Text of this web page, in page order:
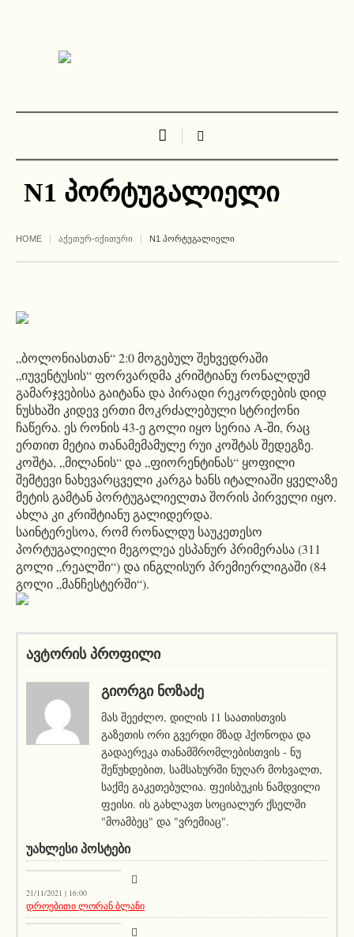
N1 პორტუგალიელი
HOME ᲐᲥᲔᲗᲣᲠ-ᲘᲥᲘᲗᲣᲠᲘ N1 ᲞᲝᲠᲢᲣᲒᲐᲚᲘᲔᲚᲘ
„ბოლონიასთან“ 2:0 მოგებულ შეხვედრაში
„იუვენტუსის“ ფორვარდმა კრიშტიანუ რონალდუმ
გამარჯვებისა გაიტანა და პირადი რეკორდების დიდ
ნუსხაში კიდევ ერთი მოკრძალებული სტრიქონი
ჩაწერა. ეს რონის 43-ე გოლი იყო სერია A-ში, რაც
ერთით მეტია თანამემამულე რუი კოშტას შედეგზე.
კოშტა, „მილანის“ და „ფიორენტინას“ ყოფილი
შემტევი ნახევარცველი კარგა ხანს იტალიაში ყველაზე
მეტის გამტან პორტუგალიელთა შორის პირველი იყო.
ახლა კი კრიშტიანუ გალიდერდა.
საინტერესოა, რომ რონალდუ საუკეთესო
პორტუგალიელი მეგოლეა ესპანურ პრიმერასა (311
გოლი „რეალში“) და ინგლისურ პრემიერლიგაში (84
გოლი „მანჩესტერში“).
ავტორის პროფილი
ᲒᲘᲝᲠᲒᲘ ᲜᲝᲖᲐᲫᲔ
მას შეეძლო, დილის 11 საათისთვის
გაზეთის ორი გვერდი მზად ჰქონოდა და
გადაერეკა თანამშრომლებისთვის - ნუ
შეწუხდებით, სამსახურში ნუღარ მოხვალთ,
საქმე გაკეთებულია. ფეისბუკის ნამდვილი
ფეისი. ის გახლავთ სოციალურ ქსელში
"მოამბეც" და "ვრემიაც".
ᲣᲐᲮᲚᲔᲡᲘ ᲞᲝᲡᲢᲔᲑᲘ
21/11/2021 | 16:00
დროებითი ლორან ბლანი
აქეთურ-იქითური